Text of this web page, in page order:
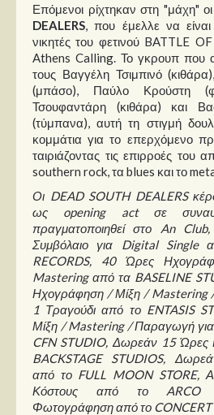
Επόμενοι ρίχτηκαν στη "μάχη" οι
DEALERS , που έμελλε να
νικητές του φετινού BATTLE
Athens Calling. Το γκρουπ που
τους Βαγγέλη Τσιμπινό
(μπάσο), Παύλο Κρούστη
Τσουφαντάρη (κιθάρα) και
(τύμπανα), αυτή τη στιγμή
κομμάτια για το επερχόμενο
ταιριάζοντας τις επιρροές του
southern rock, τα blues και το
Οι DEAD SOUTH DEALERS
ως opening act σε
πραγματοποιηθεί στο An
Συμβόλαιο για Digital Single
RECORDS, 40 Ώρες
Mastering από τα BASELINE
Ηχογράφηση / Μίξη / Mastering
1 Τραγούδι από το ENTASIS
Μίξη / Mastering / Παραγωγή
CFN STUDIO, Δωρεάν 15
BACKSTAGE STUDIOS,
από το FULL MOON STORE,
Κόστους από το ARCO
Φωτογράφηση από το CONCERT